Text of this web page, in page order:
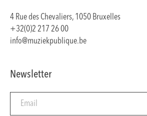
4 Rue des Chevaliers, 1050 Bruxelles
+32(0)2 217 26 00
info@muziekpublique.be
Newsletter